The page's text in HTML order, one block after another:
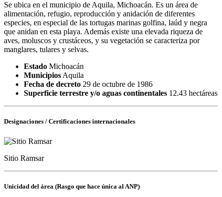
Se ubica en el municipio de Aquila, Michoacán. Es un área de
alimentación, refugio, reproducción y anidación de diferentes
especies, en especial de las tortugas marinas golfina, laúd y negra
que anidan en esta playa. Además existe una elevada riqueza de
aves, moluscos y crustáceos, y su vegetación se caracteriza por
manglares, tulares y selvas.
Estado Michoacán
Municipios Aquila
Fecha de decreto 29 de octubre de 1986
Superficie terrestre y/o aguas continentales 12.43 hectáreas
Designaciones / Certificaciones internacionales
Sitio Ramsar
Unicidad del área (Rasgo que hace única al ANP)